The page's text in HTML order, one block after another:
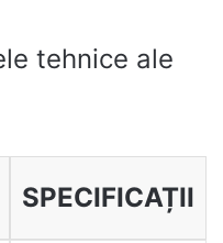
tehnice ale
SPECIFICAȚII